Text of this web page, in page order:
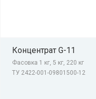
Концентрат G-11
Фасовка 1 кг, 5 кг, 220 кг
ТУ 2422-001-09801500-12